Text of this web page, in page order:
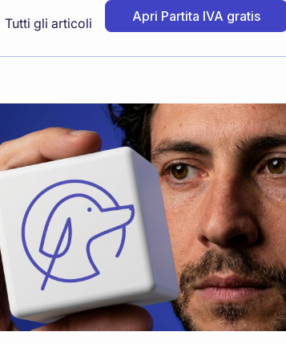
Tutti gli articoli Apri Partita IVA gratis